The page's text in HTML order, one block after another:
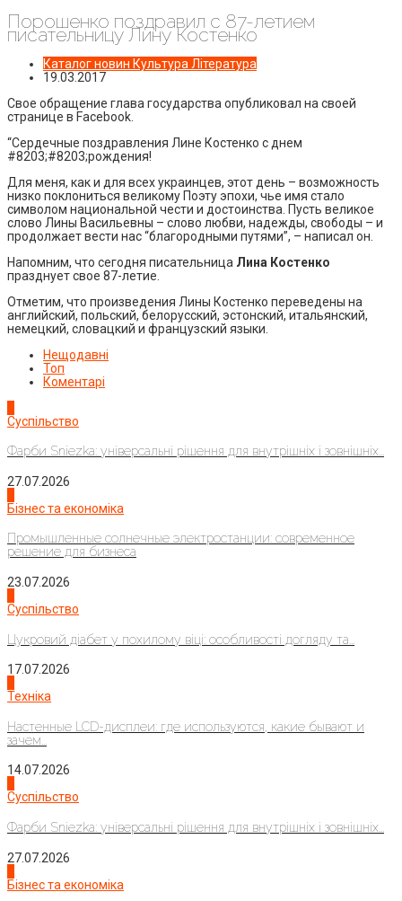
Порошенко поздравил с 87-летием
писательницу Лину Костенко
Каталог новин Культура Література
19.03.2017
Свое обращение глава государства опубликовал на своей
странице в Facebook.
“Сердечные поздравления Лине Костенко с днем
#8203;#8203;рождения!
Для меня, как и для всех украинцев, этот день – возможность
низко поклониться великому Поэту эпохи, чье имя стало
символом национальной чести и достоинства. Пусть великое
слово Лины Васильевны – слово любви, надежды, свободы – и
продолжает вести нас “благородными путями”, – написал он.
Напомним, что сегодня писательница Лина Костенко
празднует свое 87-летие.
Отметим, что произведения Лины Костенко переведены на
английский, польский, белорусский, эстонский, итальянский,
немецкий, словацкий и французский языки.
Нещодавні
Топ
Коментарі
Суспільство
Фарби Sniezka: універсальні рішення для внутрішніх і зовнішніх...
27.07.2026
Бізнес та економіка
Промышленные солнечные электростанции: современное
решение для бизнеса
23.07.2026
Суспільство
Цукровий діабет у похилому віці: особливості догляду та...
17.07.2026
Техніка
Настенные LCD-дисплеи: где используются, какие бывают и
зачем...
14.07.2026
Суспільство
Фарби Sniezka: універсальні рішення для внутрішніх і зовнішніх...
27.07.2026
Бізнес та економіка